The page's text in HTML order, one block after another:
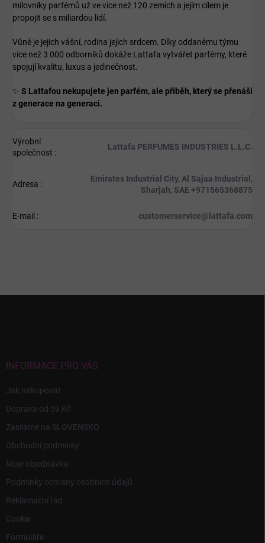
milovníky parfémů už ve více než 120 zemích a jejím cílem je
propojit se s miliardou lidí.
Vůně je jejich vášní, rodina jejich srdcem. Díky oddanému týmu
více než 3 000 odborníků dokáže Lattafa vytvářet parfémy, které
spojují kvalitu, luxus a jedinečnost.
✨ S Lattafou nekupujete jen parfém, ale příběh, který se přenáší
z generace na generaci.
Výrobní
společnost :
Lattafa PERFUMES INDUSTRIES L.L.C.
Adresa :
Emirates Industrial City, Al Sajaa Industrial,
Sharjah, SAE +971565368875
E-mail : customerservice@lattafa.com
INFORMACE PRO VÁS
Jak nakupovat
Doprava od 59 Kč
Zasíláme na SLOVENSKO
Obchodní podmínky
Moje objednávka
Podmínky ochrany osobních údajů
Reklamační řád
Cookie
Formuláře